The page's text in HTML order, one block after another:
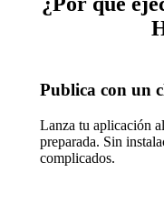
Publica con un
Lanza tu aplicación
preparada. Sin
complicados.